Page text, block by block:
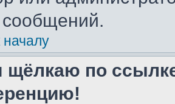
сообщений.
началу
щёлкаю по